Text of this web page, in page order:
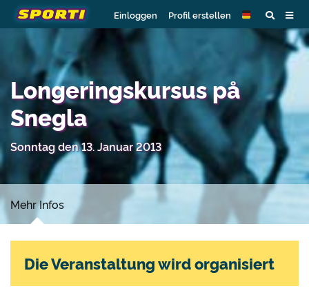
Einloggen Profil erstellen
Longeringskursus på
Snegla
Sonntag den 13. Januar 2013
Mehr Infos
Die Veranstaltung wird organisiert